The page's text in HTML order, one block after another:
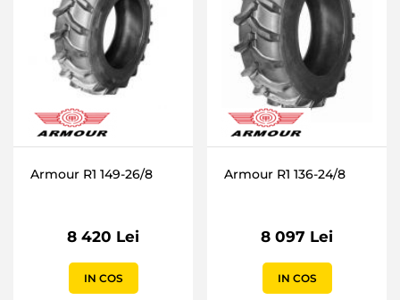
Armour R1 149-26/8
8 420 Lei
IN COS
Armour R1 136-24/8
8 097 Lei
IN COS